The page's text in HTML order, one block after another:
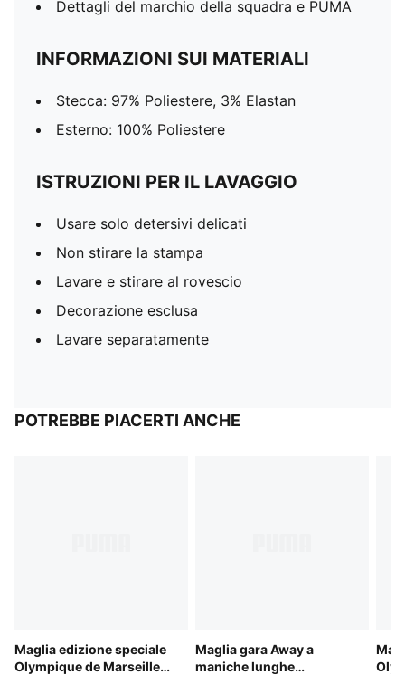
Dettagli del marchio della squadra e PUMA
INFORMAZIONI SUI MATERIALI
Stecca: 97% Poliestere, 3% Elastan
Esterno: 100% Poliestere
ISTRUZIONI PER IL LAVAGGIO
Usare solo detersivi delicati
Non stirare la stampa
Lavare e stirare al rovescio
Decorazione esclusa
Lavare separatamente
POTREBBE PIACERTI ANCHE
Maglia edizione speciale
Olympique de Marseille
Maglia gara Away a
maniche lunghe